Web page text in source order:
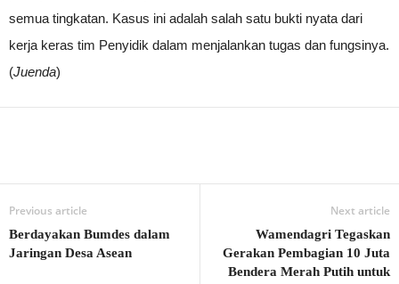
semua tingkatan. Kasus ini adalah salah satu bukti nyata dari
kerja keras tim Penyidik dalam menjalankan tugas dan fungsinya.
(Juenda)
Previous article
Berdayakan Bumdes dalam
Jaringan Desa Asean
Next article
Wamendagri Tegaskan
Gerakan Pembagian 10 Juta
Bendera Merah Putih untuk